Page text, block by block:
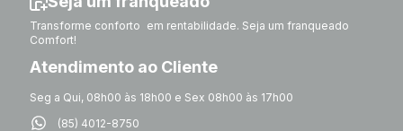
Transforme conforto em rentabilidade. Seja um franqueado
Comfort!
Atendimento ao Cliente
Seg a Qui, 08h00 às 18h00 e Sex 08h00 às 17h00
(85) 4012-8750